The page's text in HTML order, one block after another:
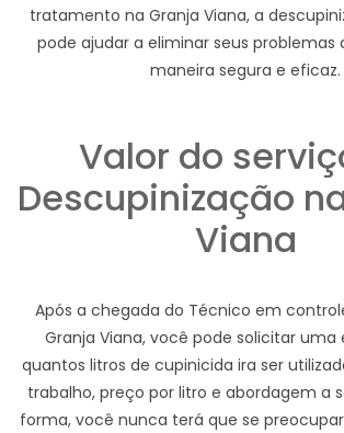
tratamento na Granja Viana, a
pode ajudar a eliminar seus problemas
maneira segura e eficaz.
Valor do
Descupinização
Viana
Após a chegada do Técnico em
Granja Viana, você pode solicitar
quantos litros de cupinicida ira ser
trabalho, preço por litro e abordagem a
forma, você nunca terá que se